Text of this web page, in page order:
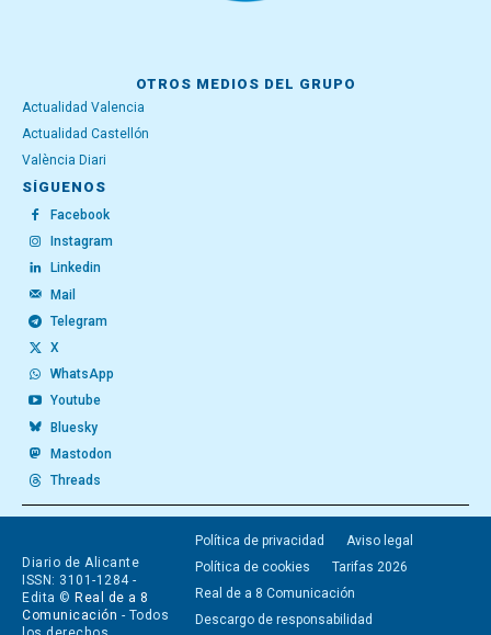
OTROS MEDIOS DEL GRUPO
Actualidad Valencia
Actualidad Castellón
València Diari
SÍGUENOS
Facebook
Instagram
Linkedin
Mail
Telegram
X
WhatsApp
Youtube
Bluesky
Mastodon
Threads
Diario de Alicante
ISSN: 3101-1284 -
Edita © Real de a 8
Comunicación - Todos
Política de privacidad
Aviso legal
Política de cookies
Tarifas 2026
Real de a 8 Comunicación
Descargo de responsabilidad